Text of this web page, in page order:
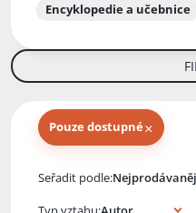
Encyklopedie a učebnice
Pouze dostupné×
Seřadit podle: